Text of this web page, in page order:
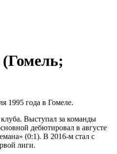
1995 года в Гомеле.
Выступал за команды
дебютировал в августе
(0:1). В 2016-м стал с
лиги.